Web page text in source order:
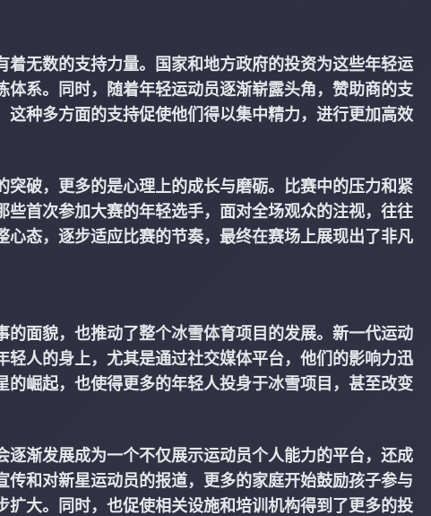
无数的支持力量。国家和地方政府的投资为这些年轻运
系。同时，随着年轻运动员逐渐崭露头角，赞助商的支
种多方面的支持促使他们得以集中精力，进行更加高效
破，更多的是心理上的成长与磨砺。比赛中的压力和紧
首次参加大赛的年轻选手，面对全场观众的注视，往往
态，逐步适应比赛的节奏，最终在赛场上展现出了非凡
面貌，也推动了整个冰雪体育项目的发展。新一代运动
人的身上，尤其是通过社交媒体平台，他们的影响力迅
崛起，也使得更多的年轻人投身于冰雪项目，甚至改变
渐发展成为一个不仅展示运动员个人能力的平台，还成
和对新星运动员的报道，更多的家庭开始鼓励孩子参与
大。同时，也促使相关设施和培训机构得到了更多的投